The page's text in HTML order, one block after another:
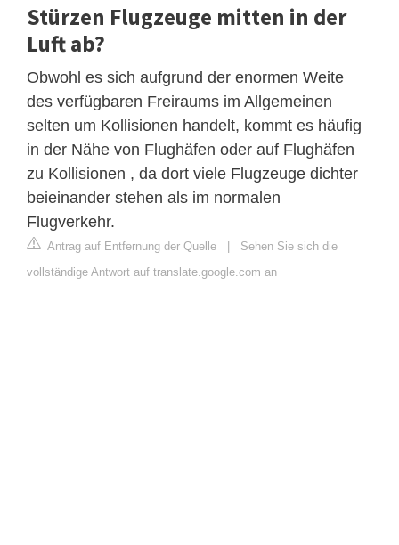
Stürzen Flugzeuge mitten in der
Luft ab?
Obwohl es sich aufgrund der enormen Weite
des verfügbaren Freiraums im Allgemeinen
selten um Kollisionen handelt, kommt es häufig
in der Nähe von Flughäfen oder auf Flughäfen
zu Kollisionen , da dort viele Flugzeuge dichter
beieinander stehen als im normalen
Flugverkehr.
Antrag auf Entfernung der Quelle | Sehen Sie sich die
vollständige Antwort auf translate.google.com an